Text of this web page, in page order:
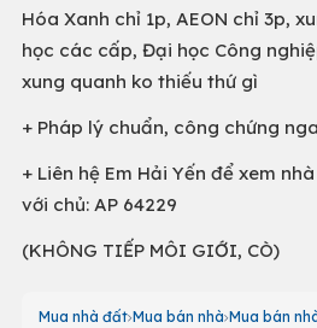
Hóa Xanh chỉ 1p, AEON chỉ 3p,
học các cấp, Đại học Công
xung quanh ko thiếu thứ gì
+ Pháp lý chuẩn, công chứng
+ Liên hệ Em Hải Yến để xem
với chủ: AP 64229
(KHÔNG TIẾP MÔI GIỚI, CÒ)
Mua nhà đất Mua bán nhà Mua bán